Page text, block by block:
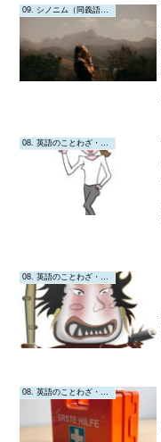
09. シノニム（同義語・類義語）
08. 英語のことわざ・教訓
08. 英語のことわざ・教訓